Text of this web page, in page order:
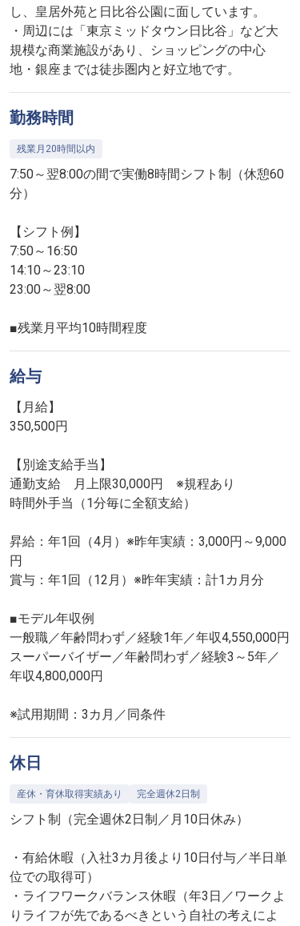
し、皇居外苑と日比谷公園に面しています。
・周辺には「東京ミッドタウン日比谷」など大
規模な商業施設があり、ショッピングの中心
地・銀座までは徒歩圏内と好立地です。
勤務時間
残業月20時間以内
7:50～翌8:00の間で実働8時間シフト制（休憩60
分）
【シフト例】
7:50～16:50
14:10～23:10
23:00～翌8:00
■残業月平均10時間程度
給与
【月給】
350,500円
【別途支給手当】
通勤支給 月上限30,000円 ※規程あり
時間外手当（1分毎に全額支給）
昇給：年1回（4月）※昨年実績：3,000円～9,000
円
賞与：年1回（12月）※昨年実績：計1カ月分
■モデル年収例
一般職／年齢問わず／経験1年／年収4,550,000円
スーパーバイザー／年齢問わず／経験3～5年／
年収4,800,000円
※試用期間：3カ月／同条件
休日
産休・育休取得実績あり 完全週休2日制
シフト制（完全週休2日制／月10日休み）
・有給休暇（入社3カ月後より10日付与／半日単
位での取得可）
・ライフワークバランス休暇（年3日／ワークよ
りライフが先であるべきという自社の考えによ